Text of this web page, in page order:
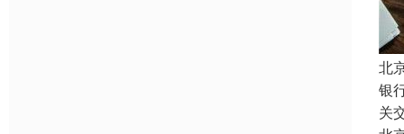
北
银
关